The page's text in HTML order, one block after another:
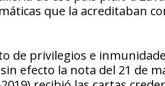
que la acreditaban
de privilegios e
efecto la nota del 21 de